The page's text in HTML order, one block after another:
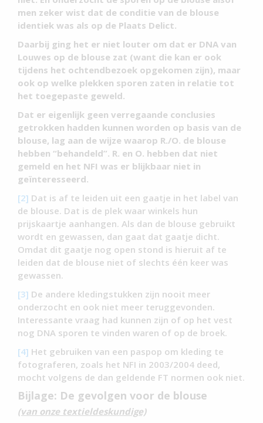
men zeker wist dat de conditie van de blouse
identiek was als op de Plaats Delict.
Daarbij ging het er niet louter om dat er DNA van
Louwes op de blouse zat (want die kan er ook
tijdens het ochtendbezoek opgekomen zijn), maar
ook op welke plekken sporen zaten in relatie tot
het toegepaste geweld.
Dat er eigenlijk geen verregaande conclusies
getrokken hadden kunnen worden op basis van de
blouse, lag aan de wijze waarop R./O. de blouse
hebben “behandeld”. R. en O. hebben dat niet
gemeld en het NFI was er blijkbaar niet in
geïnteresseerd.
[2] Dat is af te leiden uit een gaatje in het label van
de blouse. Dat is de plek waar winkels hun
prijskaartje aanhangen. Als dan de blouse gebruikt
wordt en gewassen, dan gaat dat gaatje dicht.
Omdat dit gaatje nog open stond is hieruit af te
leiden dat de blouse niet of slechts één keer was
gewassen.
[3] De andere kledingstukken zijn nooit meer
onderzocht en ook niet meer teruggevonden.
Interessante vraag had kunnen zijn of op het vest
nog DNA sporen te vinden waren of op de broek.
[4] Het gebruiken van een paspop om kleding te
fotograferen, zoals het NFI in 2003/2004 deed,
mocht volgens de dan geldende FT normen ook niet.
Bijlage: De gevolgen voor de blouse
(van onze textieldeskundige)